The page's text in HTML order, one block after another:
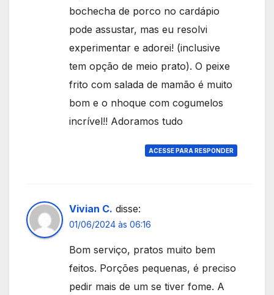
bochecha de porco no cardápio
pode assustar, mas eu resolvi
experimentar e adorei! (inclusive
tem opção de meio prato). O peixe
frito com salada de mamão é muito
bom e o nhoque com cogumelos
incrível!! Adoramos tudo
ACESSE PARA RESPONDER
Vivian C. disse:
01/06/2024 às 06:16
Bom serviço, pratos muito bem
feitos. Porções pequenas, é preciso
pedir mais de um se tiver fome. A